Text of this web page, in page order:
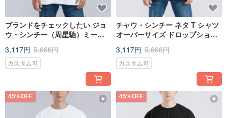
ブランドをチェックしたい ジョ
ウ・シンチー（周星馳）ミーム
ワイドフィット アメリカン 純綿
T シャツ 涼感 白 T
3,117円 5,666円
カスタム可
チャウ・シンチー ネタ T シャツ
オーバーサイズ ドロップショル
り ブラック T シャツ
3,117円 5,666円
カスタム可
45%OFF 45%OFF